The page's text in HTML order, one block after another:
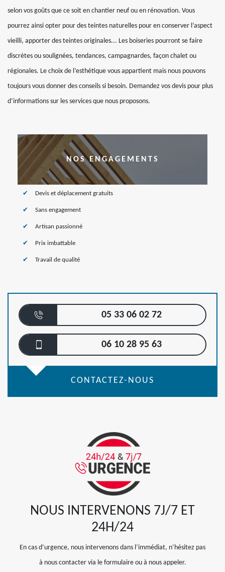
selon vos goûts que ce soit en chantier neuf ou en rénovation. Vous
pourrez ainsi opter pour des teintes naturelles pour en conserver l’aspect
vieilli, apporter des teintes originales... Les boiseries pourront se faire
discrètes ou soulignées, tendances, campagnardes, façon chalet ou
régionales. Le choix de l’esthétique vous appartient mais nous pouvons
toujours vous donner des conseils si besoin. Demandez vos devis pour plus
d’informations sur les services que nous proposons.
NOS ENGAGEMENTS
Devis et déplacement gratuits
Sans engagement
Artisan passionné
Prix imbattable
Travail de qualité
05 33 06 02 72
06 10 28 95 63
CONTACTEZ-NOUS
NOUS INTERVENONS 7J/7 ET
24H/24
En cas d’urgence, nous intervenons dans l’immédiat, n’hésitez pas
à nous contacter via le formulaire ou à nous appeler.